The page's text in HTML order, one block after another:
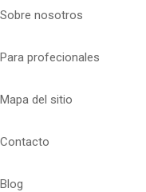
Sobre nosotros
Para profecionales
Mapa del sitio
Contacto
Blog